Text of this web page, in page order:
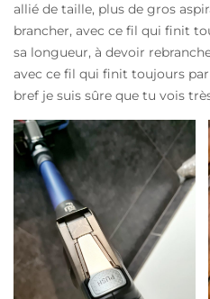
allié de taille, plus de gros
brancher, avec ce fil qui finit
sa longueur, à devoir
avec ce fil qui finit toujours
bref je suis sûre que tu vois